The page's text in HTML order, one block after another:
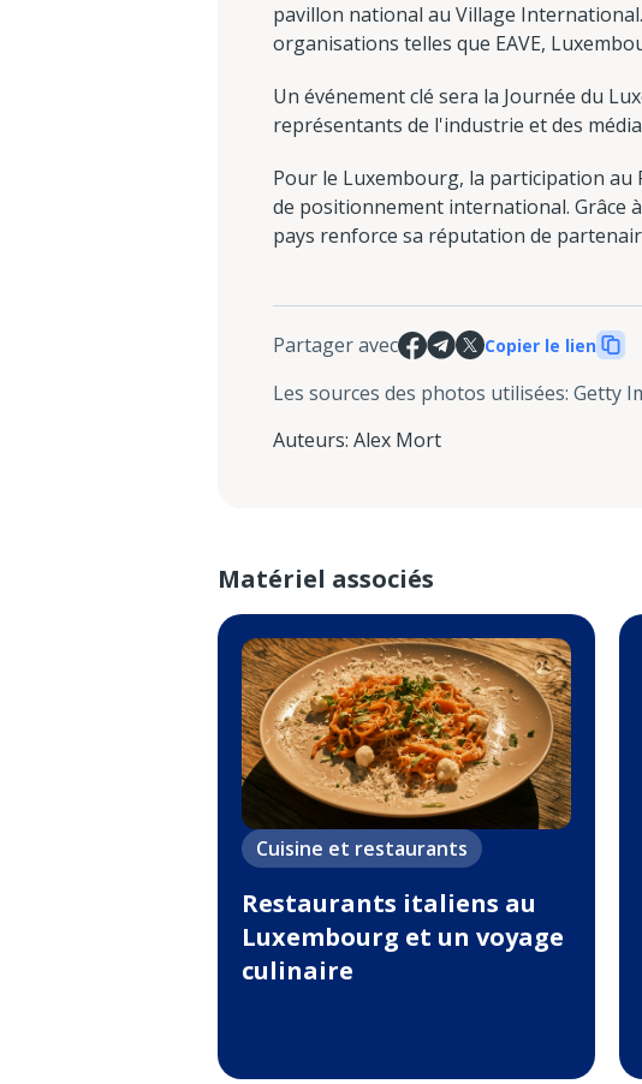
pavillon national au Village
organisations telles que EAVE,
Un événement clé sera la Journée du
représentants de l'industrie et des
Pour le Luxembourg, la participation au
de positionnement international. Grâce
pays renforce sa réputation de
Partager avec Copier le lien
Les sources des photos utilisées: Getty
Auteurs: Alex Mort
Matériel associés
Cuisine et restaurants
Restaurants italiens au
Luxembourg et un voyage
culinaire